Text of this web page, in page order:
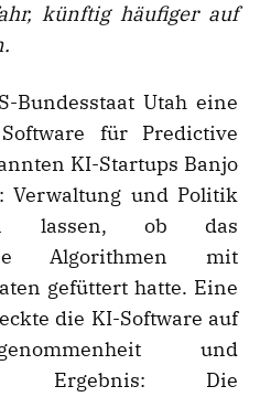
künftig häufiger auf
Bundesstaat Utah eine
für Predictive
KI-Startups Banjo
: Verwaltung und Politik
lassen, ob das
Algorithmen mit
gefüttert hatte. Eine
die KI-Software auf
und
Ergebnis: Die